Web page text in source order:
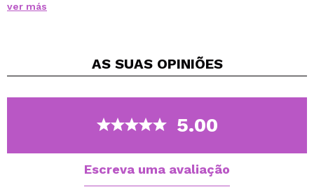
iniciantes.
Disponível em uma ampla variedade de tons.
ver más
AS SUAS OPINIÕES
5.00
Escreva uma avaliação